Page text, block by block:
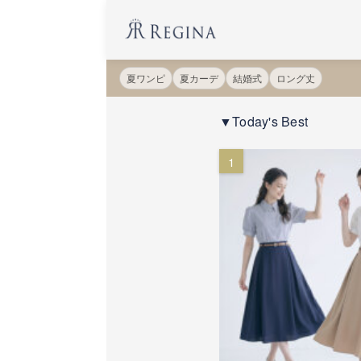
夏ワンピ 夏カーデ 結婚式 ロング丈
▼Today's Best
1